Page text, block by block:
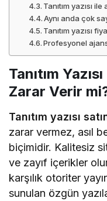
Tanıtım yazısı
Aynı anda çok
Tanıtım yazısı
Profesyonel
Tanıtım
Zarar Verir
Tanıtım yazısı
zarar vermez, asıl
biçimidir. Kalitesiz
ve zayıf içerikler
karşılık otoriter
sunulan özgün